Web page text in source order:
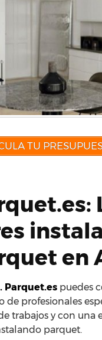
TU
en
Parquet.es puedes
de profesionales
trabajos y con una
parquet.